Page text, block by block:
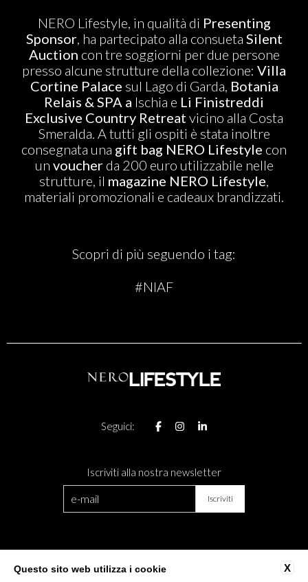
NERO Lifestyle, in qualità di Presenting
Sponsor, ha partecipato alla consueta Silent
Auction con tre soggiorni per due persone
presso alcune strutture della collezione: Villa
Cortine Palace sul Lago di Garda, Botania
Relais & SPA a Ischia e Li Finistreddi
Exclusive Country Retreat vicino alla Costa
Smeralda. A tutti gli ospiti è stata inoltre
consegnata una gift bag NERO Lifestyle con
un voucherda 200 euro utilizzabile nelle
strutture, il magazine NERO Lifestyle,
materiali promozionali e cadeaux brandizzati.
Scopri di più seguendo i tag:
#NIAF
Seguici:
Iscriviti alla nostra newsletter
CONTATTI
DIVENTA PARTNER
X
Questo sito web utilizza i cookie